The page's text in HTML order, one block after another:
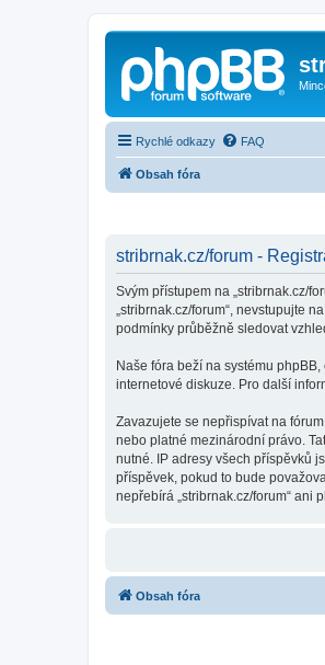
Rychlé odkazy FAQ
Obsah fóra
stribrnak.cz/forum -
Svým přístupem na „stribrnak.cz/
„stribrnak.cz/forum“, nevstupujte
podmínky průběžně sledovat
Naše fóra beží na systému
internetové diskuze. Pro další
Zavazujete se nepřispívat na
nebo platné mezinárodní právo.
nutné. IP adresy všech příspěvků
příspěvek, pokud to bude
nepřebírá „stribrnak.cz/forum“ ani
Obsah fóra